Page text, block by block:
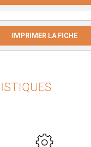
IMPRIMER LA FICHE